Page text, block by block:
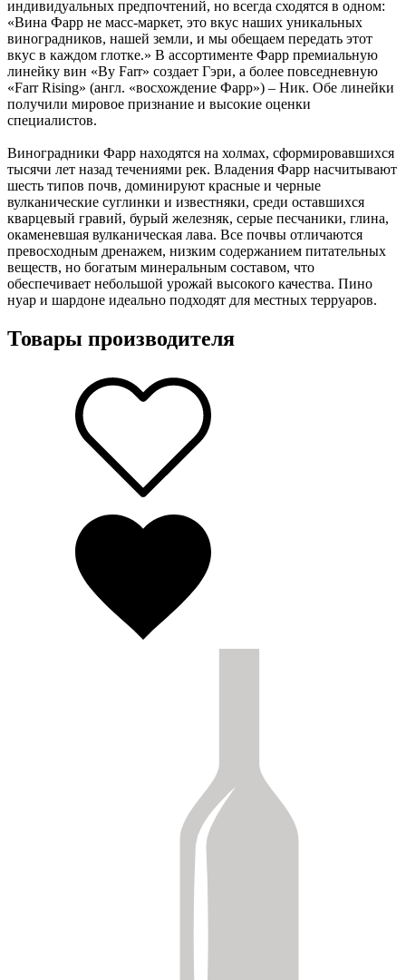
индивидуальных предпочтений, но всегда сходятся в одном:
«Вина Фарр не масс-маркет, это вкус наших уникальных
виноградников, нашей земли, и мы обещаем передать этот
вкус в каждом глотке.» В ассортименте Фарр премиальную
линейку вин «By Farr» создает Гэри, а более повседневную
«Farr Rising» (англ. «восхождение Фарр») – Ник. Обе линейки
получили мировое признание и высокие оценки
специалистов.
Виноградники Фарр находятся на холмах, сформировавшихся
тысячи лет назад течениями рек. Владения Фарр насчитывают
шесть типов почв, доминируют красные и черные
вулканические суглинки и известняки, среди оставшихся
кварцевый гравий, бурый железняк, серые песчаники, глина,
окаменевшая вулканическая лава. Все почвы отличаются
превосходным дренажем, низким содержанием питательных
веществ, но богатым минеральным составом, что
обеспечивает небольшой урожай высокого качества. Пино
нуар и шардоне идеально подходят для местных терруаров.
Товары производителя